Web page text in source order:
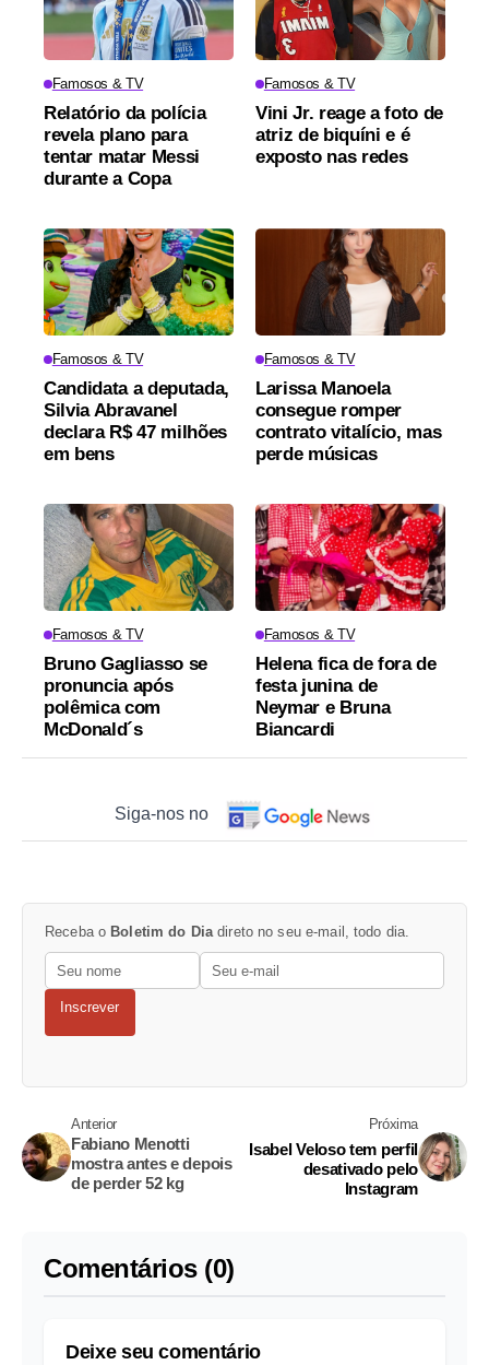
Famosos & TV
Relatório da polícia
revela plano para
tentar matar Messi
durante a Copa
Famosos & TV
Vini Jr. reage a foto de
atriz de biquíni e é
exposto nas redes
Famosos & TV
Candidata a deputada,
Silvia Abravanel
declara R$ 47 milhões
em bens
Famosos & TV
Larissa Manoela
consegue romper
contrato vitalício, mas
perde músicas
Famosos & TV
Bruno Gagliasso se
pronuncia após
polêmica com
McDonald´s
Famosos & TV
Helena fica de fora de
festa junina de
Neymar e Bruna
Biancardi
Siga-nos no
Receba o Boletim do Dia direto no seu e-mail, todo dia.
Inscrever
Anterior
Fabiano Menotti
mostra antes e depois
de perder 52 kg
Próxima
Isabel Veloso tem perfil
desativado pelo
Instagram
Comentários (0)
Deixe seu comentário